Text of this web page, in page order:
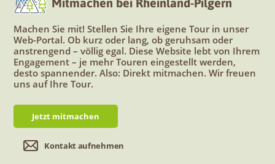
Machen Sie mit! Stellen Sie Ihre eigene Tour in unser
Web-Portal. Ob kurz oder lang, ob geruhsam oder
anstrengend – völlig egal. Diese Website lebt von Ihrem
Engagement – je mehr Touren eingestellt werden,
desto spannender. Also: Direkt mitmachen. Wir freuen
uns auf Ihre Tour.
Jetzt mitmachen
Kontakt aufnehmen